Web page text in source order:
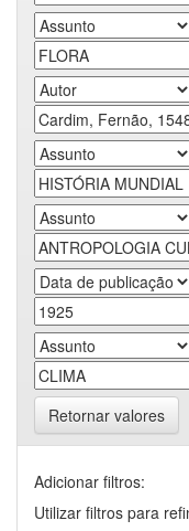
Retornar valores
Adicionar filtros:
Utilizar filtros para